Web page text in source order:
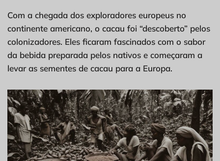
Com a chegada dos exploradores europeus no
continente americano, o cacau foi “descoberto” pelos
colonizadores. Eles ficaram fascinados com o sabor
da bebida preparada pelos nativos e começaram a
levar as sementes de cacau para a Europa.